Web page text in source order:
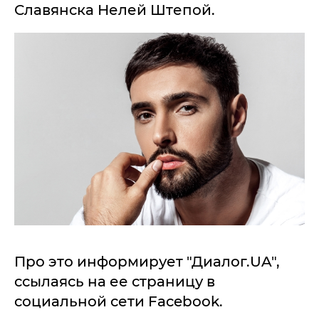
Славянска Нелей Штепой.
Про это информирует "Диалог.UA",
ссылаясь на ее страницу в
социальной сети Facebook.